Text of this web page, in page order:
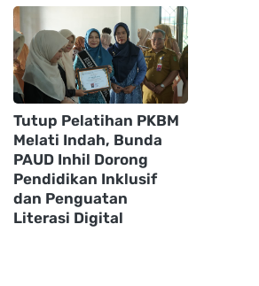
Tutup Pelatihan PKBM
Melati Indah, Bunda
PAUD Inhil Dorong
Pendidikan Inklusif
dan Penguatan
Literasi Digital